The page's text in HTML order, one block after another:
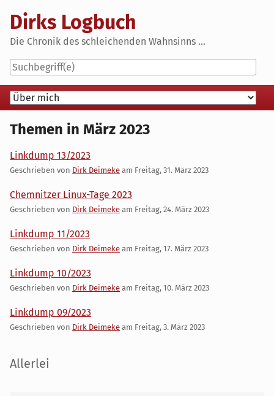
content
Dirks Logbuch
Die Chronik des schleichenden Wahnsinns ...
Navigation
Themen in März 2023
Linkdump 13/2023
Geschrieben von Dirk Deimeke am Freitag, 31. März 2023
Chemnitzer Linux-Tage 2023
Geschrieben von Dirk Deimeke am Freitag, 24. März 2023
Linkdump 11/2023
Geschrieben von Dirk Deimeke am Freitag, 17. März 2023
Linkdump 10/2023
Geschrieben von Dirk Deimeke am Freitag, 10. März 2023
Linkdump 09/2023
Geschrieben von Dirk Deimeke am Freitag, 3. März 2023
Seitenleiste
Allerlei